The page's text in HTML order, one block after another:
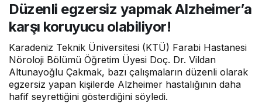
olabiliyor!
Düzenli egzersiz yapmak Alzheimer’a
karşı koruyucu olabiliyor!
Karadeniz Teknik Üniversitesi (KTÜ) Farabi Hastanesi
Nöroloji Bölümü Öğretim Üyesi Doç. Dr. Vildan
Altunayoğlu Çakmak, bazı çalışmaların düzenli olarak
egzersiz yapan kişilerde Alzheimer hastalığının daha
hafif seyrettiğini gösterdiğini söyledi.